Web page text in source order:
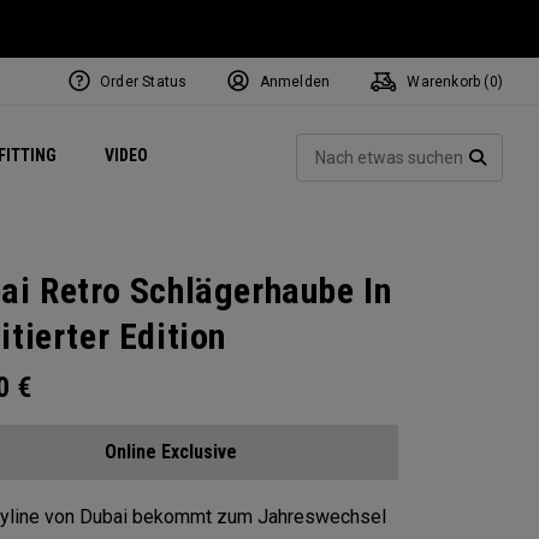
VIDEO Exclusive Mavrik Complete Sets
Exklusiv - Golfbälle
Women's Golf Balls
Exklusiv - Zubehör
Regional Performance Centers
Order Status Anmelden Warenkorb ( 0)
Retro Schlägerhaube In
Edition
€
Online Exclusive
von Dubai bekommt zum Jahreswechsel